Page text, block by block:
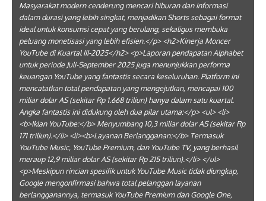
Masyarakat modern cenderung mencari hiburan dan informasi
dalam durasi yang lebih singkat, menjadikan Shorts sebagai format
ideal untuk konsumsi cepat yang berulang, sekaligus membuka
peluang monetisasi yang lebih efisien.</p> <h2>Kinerja Moncer
YouTube di Kuartal III-2025</h2> <p>Laporan pendapatan Alphabet
untuk periode Juli-September 2025 juga menunjukkan performa
keuangan YouTube yang fantastis secara keseluruhan. Platform ini
mencatatkan total pendapatan yang mengejutkan, mencapai 100
miliar dolar AS (sekitar Rp 1.668 triliun) hanya dalam satu kuartal.
Angka fantastis ini didukung oleh dua pilar utama:</p> <ul> <li>
<b>Iklan YouTube:</b> Menyumbang 10,3 miliar dolar AS (sekitar Rp
171 triliun).</li> <li><b>Layanan Berlangganan:</b> Termasuk
YouTube Music, YouTube Premium, dan YouTube TV, yang berhasil
meraup 12,9 miliar dolar AS (sekitar Rp 215 triliun).</li> </ul>
<p>Meskipun rincian spesifik untuk YouTube Music tidak diungkap,
Google mengonfirmasi bahwa total pelanggan layanan
berlangganannya, termasuk YouTube Premium dan Google One,